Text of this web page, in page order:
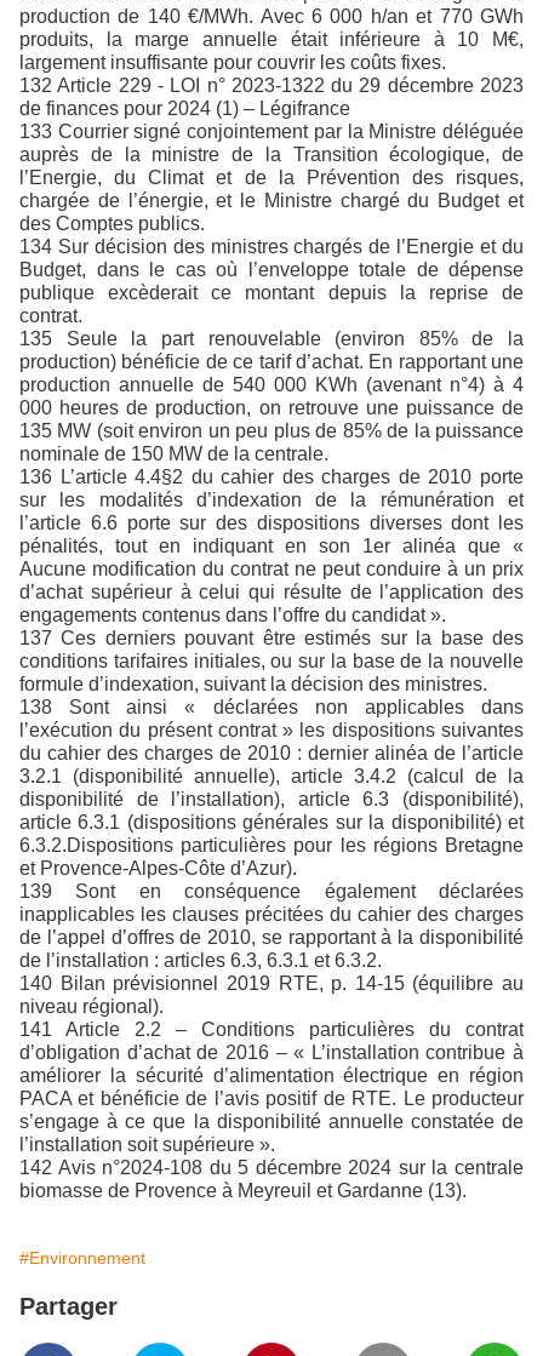
production de 140 €/MWh. Avec 6 000 h/an et 770 GWh
produits, la marge annuelle était inférieure à 10 M€,
largement insuffisante pour couvrir les coûts fixes.
132 Article 229 - LOI n° 2023-1322 du 29 décembre 2023
de finances pour 2024 (1) – Légifrance
133 Courrier signé conjointement par la Ministre déléguée
auprès de la ministre de la Transition écologique, de
l’Energie, du Climat et de la Prévention des risques,
chargée de l’énergie, et le Ministre chargé du Budget et
des Comptes publics.
134 Sur décision des ministres chargés de l’Energie et du
Budget, dans le cas où l’enveloppe totale de dépense
publique excèderait ce montant depuis la reprise de
contrat.
135 Seule la part renouvelable (environ 85% de la
production) bénéficie de ce tarif d’achat. En rapportant une
production annuelle de 540 000 KWh (avenant n°4) à 4
000 heures de production, on retrouve une puissance de
135 MW (soit environ un peu plus de 85% de la puissance
nominale de 150 MW de la centrale.
136 L’article 4.4§2 du cahier des charges de 2010 porte
sur les modalités d’indexation de la rémunération et
l’article 6.6 porte sur des dispositions diverses dont les
pénalités, tout en indiquant en son 1er alinéa que «
Aucune modification du contrat ne peut conduire à un prix
d’achat supérieur à celui qui résulte de l’application des
engagements contenus dans l’offre du candidat ».
137 Ces derniers pouvant être estimés sur la base des
conditions tarifaires initiales, ou sur la base de la nouvelle
formule d’indexation, suivant la décision des ministres.
138 Sont ainsi « déclarées non applicables dans
l’exécution du présent contrat » les dispositions suivantes
du cahier des charges de 2010 : dernier alinéa de l’article
3.2.1 (disponibilité annuelle), article 3.4.2 (calcul de la
disponibilité de l’installation), article 6.3 (disponibilité),
article 6.3.1 (dispositions générales sur la disponibilité) et
6.3.2.Dispositions particulières pour les régions Bretagne
et Provence-Alpes-Côte d’Azur).
139 Sont en conséquence également déclarées
inapplicables les clauses précitées du cahier des charges
de l’appel d’offres de 2010, se rapportant à la disponibilité
de l’installation : articles 6.3, 6.3.1 et 6.3.2.
140 Bilan prévisionnel 2019 RTE, p. 14-15 (équilibre au
niveau régional).
141 Article 2.2 – Conditions particulières du contrat
d’obligation d’achat de 2016 – « L’installation contribue à
améliorer la sécurité d’alimentation électrique en région
PACA et bénéficie de l’avis positif de RTE. Le producteur
s’engage à ce que la disponibilité annuelle constatée de
l’installation soit supérieure ».
142 Avis n°2024-108 du 5 décembre 2024 sur la centrale
biomasse de Provence à Meyreuil et Gardanne (13).
#Environnement
Partager